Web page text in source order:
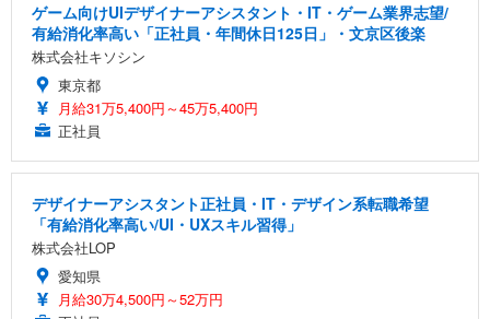
ゲーム向けUIデザイナーアシスタント・IT・ゲーム業界志望/
有給消化率高い「正社員・年間休日125日」・文京区後楽
株式会社キソシン
東京都
月給31万5,400円～45万5,400円
正社員
デザイナーアシスタント正社員・IT・デザイン系転職希望
「有給消化率高い/UI・UXスキル習得」
株式会社LOP
愛知県
月給30万4,500円～52万円